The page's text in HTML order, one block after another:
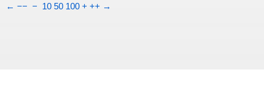
← −− − 10 50 100 + ++ →